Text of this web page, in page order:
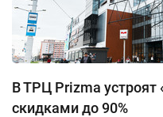
В ТРЦ Prizma устроят
скидками до 90%